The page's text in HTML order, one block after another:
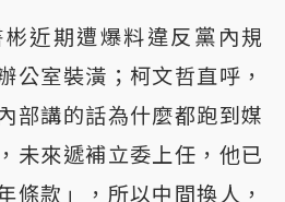
近期遭爆料違反黨內規
公室裝潢；柯文哲直呼，
部講的話為什麼都跑到媒
未來遞補立委上任，他已
條款」，所以中間換人，